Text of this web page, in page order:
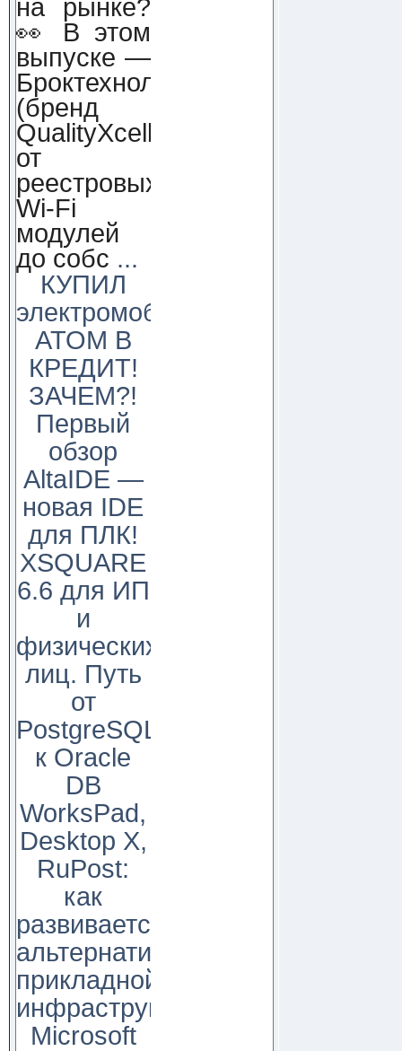
на рынке?
👀 В этом
выпуске —
Броктехнолоджи
(бренд
QualityXcellence):
от
реестровых
Wi-Fi
модулей
до собс ...
КУПИЛ
электромобиль
АТОМ В
КРЕДИТ!
ЗАЧЕМ?!
Первый
обзор
AltaIDE —
новая IDE
для ПЛК!
XSQUARE
6.6 для ИП
и
физических
лиц. Путь
от
PostgreSQL
к Oracle
DB
WorksPad,
Desktop X,
RuPost:
как
развивается
альтернатива
прикладной
инфраструктуре
Microsoft